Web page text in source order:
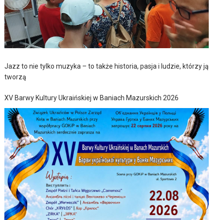
Jazz to nie tylko muzyka – to także historia, pasja i ludzie, którzy ją
tworzą
XV Barwy Kultury Ukraińskiej w Baniach Mazurskich 2026